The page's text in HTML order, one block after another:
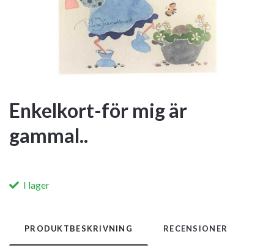
Enkelkort-för mig är
gammal..
I lager
PRODUKTBESKRIVNING RECENSIONER